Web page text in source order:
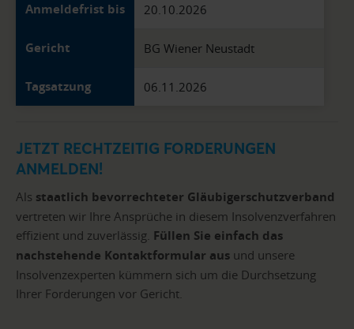
Anmeldefrist bis 20.10.2026
Gericht BG Wiener Neustadt
Tagsatzung 06.11.2026
JETZT RECHTZEITIG FORDERUNGEN
ANMELDEN!
Als staatlich bevorrechteter Gläubigerschutzverband
vertreten wir Ihre Ansprüche in diesem Insolvenzverfahren
effizient und zuverlässig. Füllen Sie einfach das
nachstehende Kontaktformular aus und unsere
Insolvenzexperten kümmern sich um die Durchsetzung
Ihrer Forderungen vor Gericht.